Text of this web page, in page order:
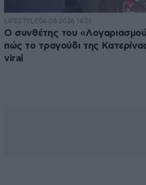
LIFESTYLE06·08·2026 14:51
Ο συνθέτης του
πώς το τραγούδι της
viral